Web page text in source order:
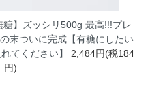
】ズッシリ500g 最高!!!プレ
末ついに完成【有糖にしたい
てください】
2,484円(税184
円)